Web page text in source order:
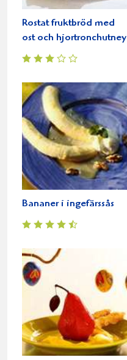
Rostat fruktbröd med
ost och hjortronchutney
Bananer i ingefärssås